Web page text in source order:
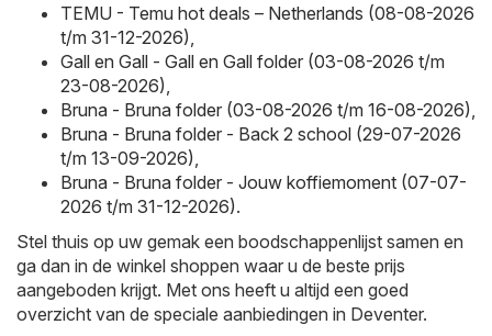
TEMU - Temu hot deals – Netherlands (08-08-2026
t/m 31-12-2026)
Gall en Gall - Gall en Gall folder (03-08-2026 t/m
23-08-2026)
Bruna - Bruna folder (03-08-2026 t/m 16-08-2026)
Bruna - Bruna folder - Back 2 school (29-07-2026
t/m 13-09-2026)
Bruna - Bruna folder - Jouw koffiemoment (07-07-
2026 t/m 31-12-2026).
Stel thuis op uw gemak een boodschappenlijst samen en
ga dan in de winkel shoppen waar u de beste prijs
aangeboden krijgt. Met ons heeft u altijd een goed
overzicht van de speciale aanbiedingen in Deventer.